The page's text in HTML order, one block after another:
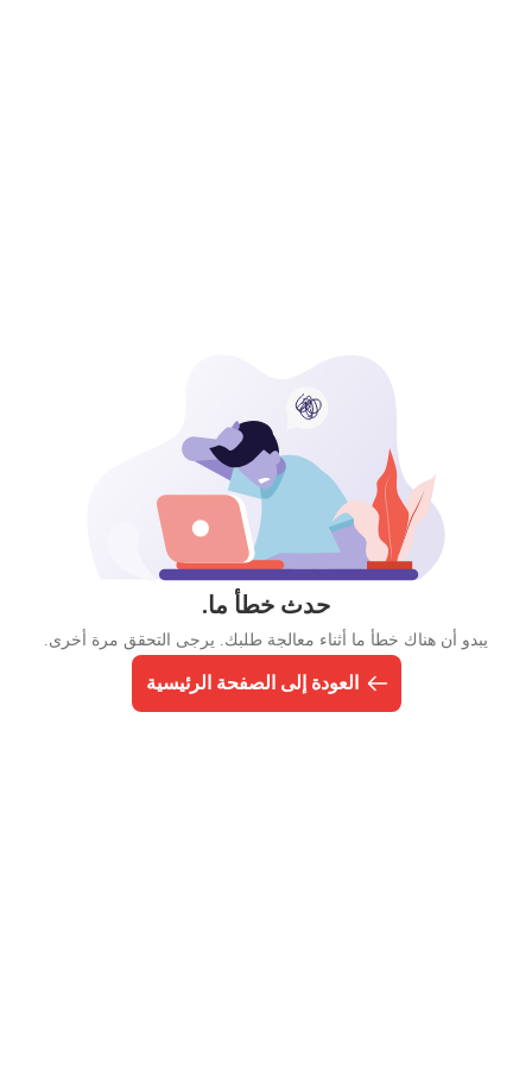
حدث خطأ ما.
يبدو أن هناك خطأ ما أثناء معالجة طلبك. يرجى التحقق مرة أخرى.
العودة إلى الصفحة الرئيسية